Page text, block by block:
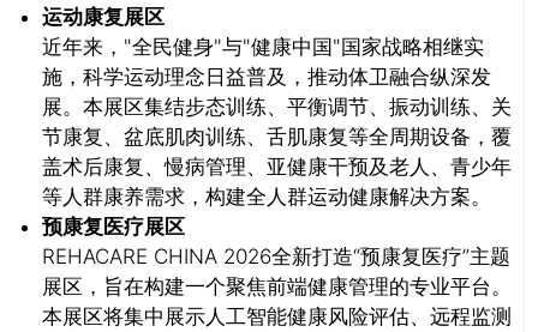
运动康复展区
近年来，"全民健身"与"健康中国"国家战略相继实
施，科学运动理念日益普及，推动体卫融合纵深发
展。本展区集结步态训练、平衡调节、振动训练、关
节康复、盆底肌肉训练、舌肌康复等全周期设备，覆
盖术后康复、慢病管理、亚健康干预及老人、青少年
等人群康养需求，构建全人群运动健康解决方案。
预康复医疗展区
REHACARE CHINA 2026全新打造“预康复医疗”主题
展区，旨在构建一个聚焦前端健康管理的专业平台。
本展区将集中展示人工智能健康风险评估、远程监测
关闭